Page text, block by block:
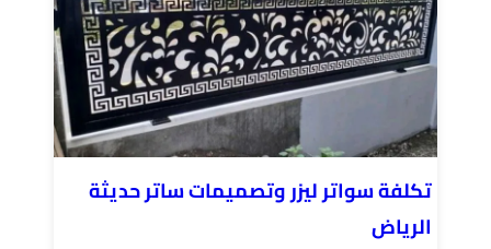
تكلفة سواتر ليزر وتصميمات ساتر حديثة
الرياض